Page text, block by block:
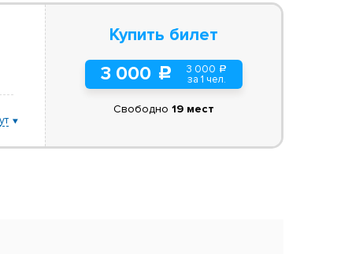
Купить билет
3 000 c 3 000 a
за 1 чел.
Свободно 19 мест